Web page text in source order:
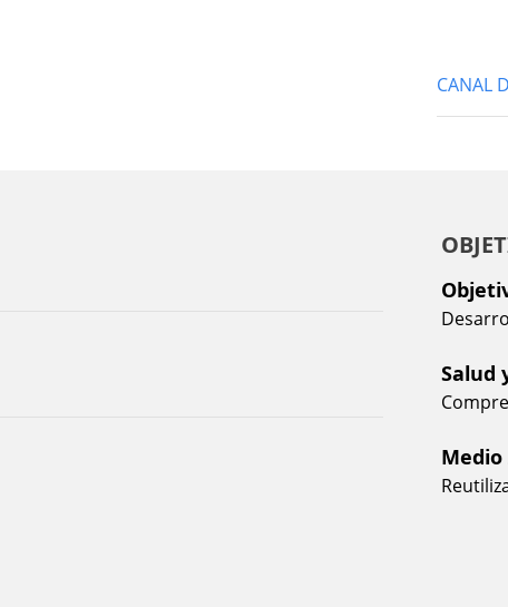
CANAL
Salud